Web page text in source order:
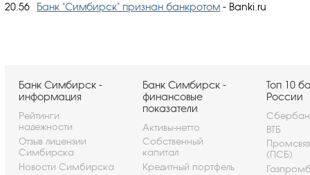
20.56
Банк "Симбирск" признан банкротом - Banki.ru
Банк Симбирск -
информация
Рейтинги
надежности
Отзыв лицензии
Симбирска
Новости Симбирска
Банк Симбирск -
финансовые
показатели
Активы-нетто
Собственный
капитал
Кредитный портфель
Топ 10
России
ВТБ
(ПСБ)